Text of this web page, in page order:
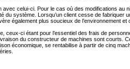
celui-ci. Pour le cas où des modifications au
système. Lorsqu’un client cesse de fabriquer
également plus soucieux de l’environnement
ci étant pour l’essentiel des frais de
du constructeur de machines sont courts.
économique, se rentabilise à partir de cinq